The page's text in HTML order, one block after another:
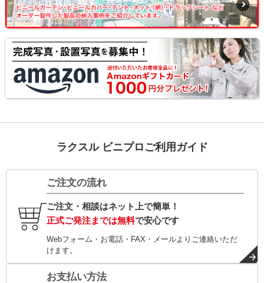
ラクスル ビニプロご利用ガイド
ご注文の流れ
ご注文・相談はネット上で簡単！
正式ご発注までは無料で安心です
Webフォーム・お電話・FAX・メールよりご連絡いただ
けます。
お支払い方法